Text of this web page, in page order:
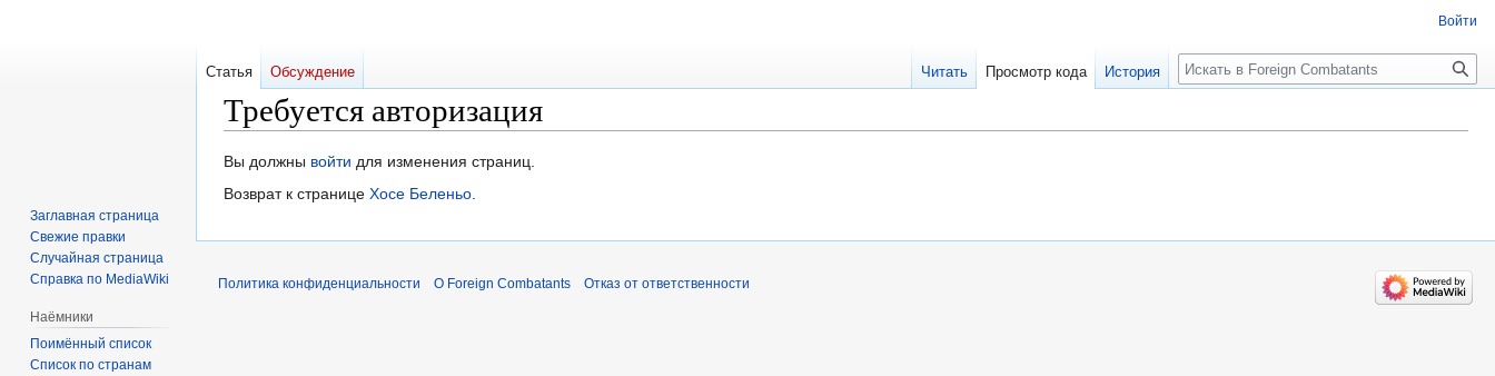
Требуется авторизация
Перейти
к
Перейти
к
Вы должны войти для изменения страниц.
Возврат к странице Хосе Беленьо.
Войти
Статья Обсуждение Читать Просмотр кода История
Заглавная страница
Свежие правки
Случайная страница
Справка по MediaWiki
Наёмники
Поимённый список
Список по странам
Политика конфиденциальности О Foreign Combatants Отказ от ответственности